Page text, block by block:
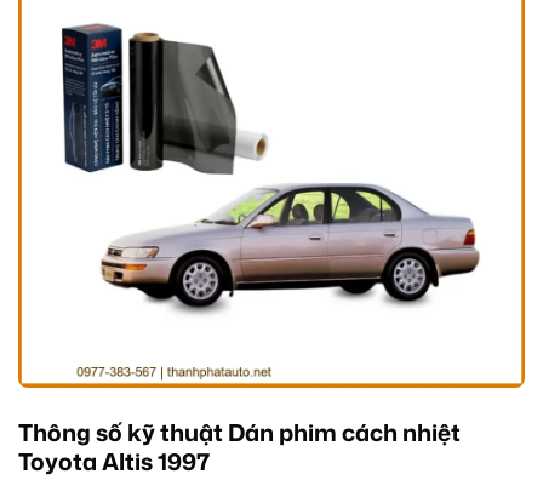
Thông số kỹ thuật Dán phim cách nhiệt
Toyota Altis 1997